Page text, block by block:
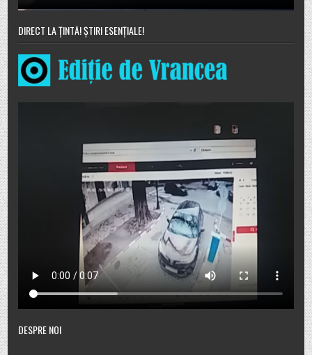
DIRECT LA ȚINTĂ! ȘTIRI ESENȚIALE!
DESPRE NOI